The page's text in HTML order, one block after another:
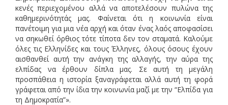
κενές περιεχομένου αλλά να αποτελέσουν πυλώνα της
καθημερινότητάς μας. Φαίνεται ότι η κοινωνία είναι
πανέτοιμη για μια νέα αρχή και όταν ένας λαός αποφασίσει
να σηκωθεί όρθιος τότε τίποτα δεν τον σταματά. Καλούμε
όλες τις Ελληνίδες και τους Έλληνες, όλους όσους έχουν
αισθανθεί αυτή την ανάγκη της αλλαγής, την αύρα της
ελπίδας να έρθουν δίπλα μας. Σε αυτή τη μεγάλη
προσπάθεια η ιστορία ξαναγράφεται αλλά αυτή τη φορά
γράφεται από την ίδια την κοινωνία μαζί με την “Ελπίδα για
τη Δημοκρατία”».